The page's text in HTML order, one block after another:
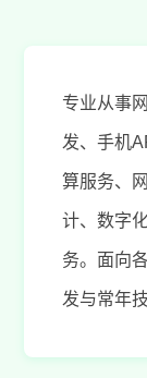
专业从事
发、手机
算服务、
计、数字
务。面向
发与常年